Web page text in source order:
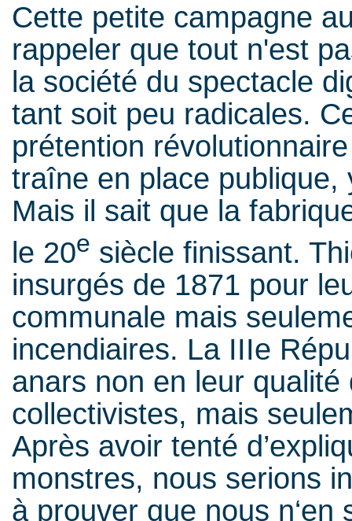
Cette petite campagne
rappeler que tout n'est
la société du spectacle
tant soit peu radicales.
prétention
traîne en place
Mais il sait que la
le 20e siècle finissant.
insurgés de 1871 pour
communale mais
incendiaires. La IIIe
anars non en leur
collectivistes, mais
Après avoir tenté
monstres, nous serions
à prouver que nous